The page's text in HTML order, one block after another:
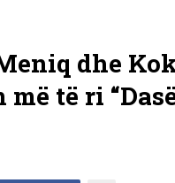
dhe
të ri